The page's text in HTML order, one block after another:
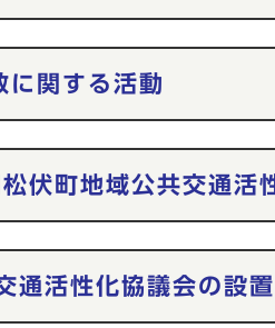
に関する活動
伏町地域公共交通活
通活性化協議会の設